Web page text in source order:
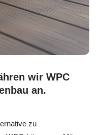
wir WPC
an.
zu